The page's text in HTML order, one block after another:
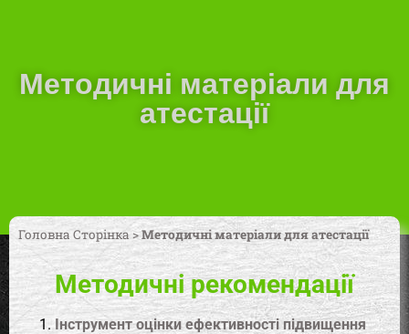
Методичні матеріали для
атестації
Головна Сторінка >Методичні матеріали для атестації
Методичні рекомендації
Інструмент оцінки ефективності підвищення